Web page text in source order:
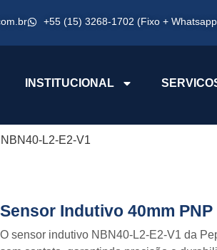
+55 (15) 3268-1702 (Fixo +
INSTITUCIONAL
L2-E2-V1
Sensor Indutivo 40mm
O sensor indutivo NBN40-L2-E2-V1 da